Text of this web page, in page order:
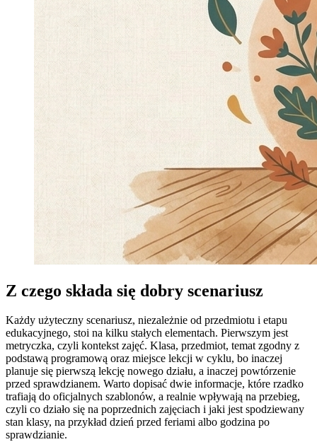
Z czego składa się dobry scenariusz
Każdy użyteczny scenariusz, niezależnie od przedmiotu i etapu
edukacyjnego, stoi na kilku stałych elementach. Pierwszym jest
metryczka, czyli kontekst zajęć. Klasa, przedmiot, temat zgodny z
podstawą programową oraz miejsce lekcji w cyklu, bo inaczej
planuje się pierwszą lekcję nowego działu, a inaczej powtórzenie
przed sprawdzianem. Warto dopisać dwie informacje, które rzadko
trafiają do oficjalnych szablonów, a realnie wpływają na przebieg,
czyli co działo się na poprzednich zajęciach i jaki jest spodziewany
stan klasy, na przykład dzień przed feriami albo godzina po
sprawdzianie.